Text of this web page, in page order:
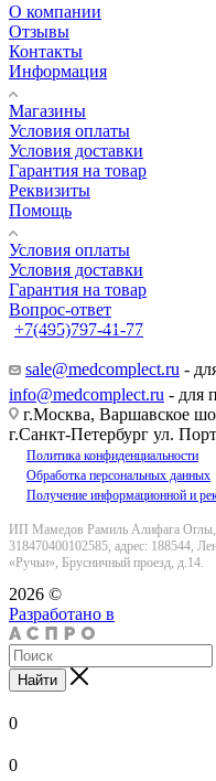
О компании
Отзывы
Контакты
Информация
Магазины
Условия оплаты
Условия доставки
Гарантия на товар
Реквизиты
Помощь
Условия оплаты
Условия доставки
Гарантия на товар
Вопрос-ответ
+7(495)797-41-77
sale@medcomplect.ru -
info@medcomplect.ru - для
г.Москва, Варшавское
г.Санкт-Петербург ул.
Политика конфиденциальности
Обработка персональных данных
Получение информационной и
ИП Мамедов Рамиль Алифага
318470400102585, адрес: 188544,
«Ручьи», Брусничный проезд, д.14.
2026 ©
Разработано в
Найти
0
0